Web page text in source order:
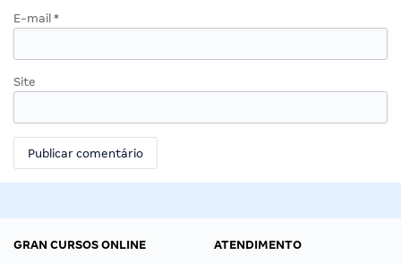
E-mail *
Site
GRAN CURSOS ONLINE
ATENDIMENTO